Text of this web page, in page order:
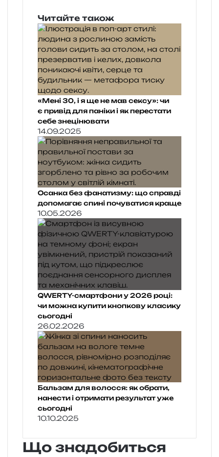
Читайте також
«Мені 30, і я ще не мав сексу»: чи
є привід для паніки і як перестати
себе знецінювати
14.09.2025
Осанка без фанатизму: що справді
допомагає спині почуватися краще
10.05.2026
QWERTY-смартфони у 2026 році:
чи можна купити кнопкову класику
сьогодні
26.02.2026
Бальзам для волосся: як обрати,
нанести і отримати результат уже
сьогодні
10.10.2025
Що знадобиться